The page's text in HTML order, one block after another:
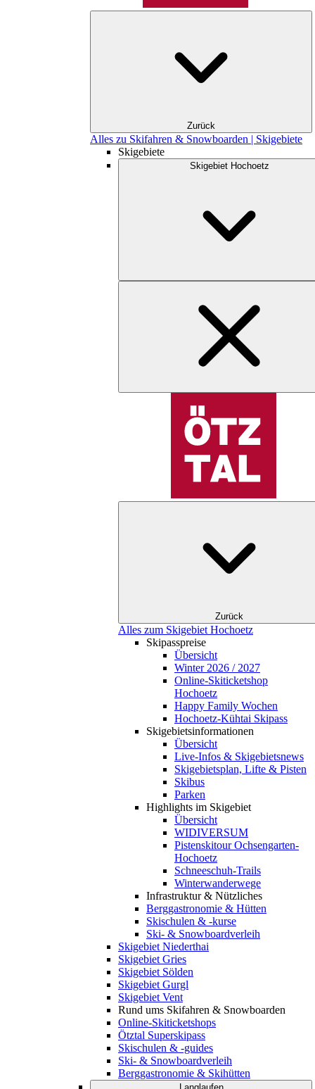
Zurück
Alles zu Skifahren & Snowboarden | Skigebiete
Skigebiete
Skigebiet Hochoetz
Zurück
Alles zum Skigebiet Hochoetz
Skipasspreise
Übersicht
Winter 2026 / 2027
Online-Skiticketshop
Hochoetz
Happy Family Wochen
Hochoetz-Kühtai Skipass
Skigebietsinformationen
Übersicht
Live-Infos & Skigebietsnews
Skigebietsplan, Lifte & Pisten
Skibus
Parken
Highlights im Skigebiet
Übersicht
WIDIVERSUM
Pistenskitour Ochsengarten-
Hochoetz
Schneeschuh-Trails
Winterwanderwege
Infrastruktur & Nützliches
Berggastronomie & Hütten
Skischulen & -kurse
Ski- & Snowboardverleih
Skigebiet Niederthai
Skigebiet Gries
Skigebiet Sölden
Skigebiet Gurgl
Skigebiet Vent
Rund ums Skifahren & Snowboarden
Online-Skiticketshops
Ötztal Superskipass
Skischulen & -guides
Ski- & Snowboardverleih
Berggastronomie & Skihütten